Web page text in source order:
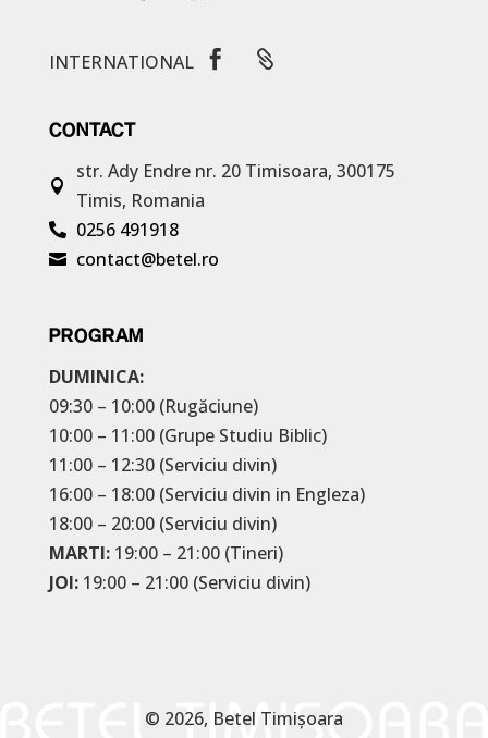
INTERNATIONAL  
CONTACT

str. Ady Endre nr. 20 Timisoara, 300175
Timis, Romania
 0256 491918
 contact@betel.ro
PROGRAM
DUMINICA:
09:30 – 10:00 (Rugăciune)
10:00 – 11:00 (Grupe Studiu Biblic)
11:00 – 12:30 (Serviciu divin)
16:00 – 18:00 (Serviciu divin in Engleza)
18:00 – 20:00 (Serviciu divin)
MARTI: 19:00 – 21:00 (Tineri)
JOI: 19:00 – 21:00 (Serviciu divin)
© 2026, Betel Timișoara